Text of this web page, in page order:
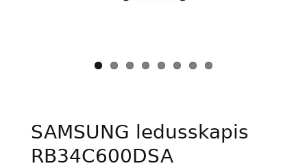
SAMSUNG ledusskapis
RB34C600DSA